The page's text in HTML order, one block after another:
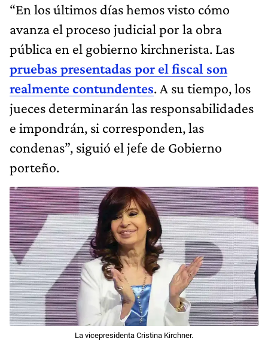
“En los últimos días hemos visto cómo
avanza el proceso judicial por la obra
pública en el gobierno kirchnerista. Las
pruebas presentadas por el fiscal son
realmente contundentes. A su tiempo, los
jueces determinarán las responsabilidades
e impondrán, si corresponden, las
condenas”, siguió el jefe de Gobierno
porteño.
La vicepresidenta Cristina Kirchner.